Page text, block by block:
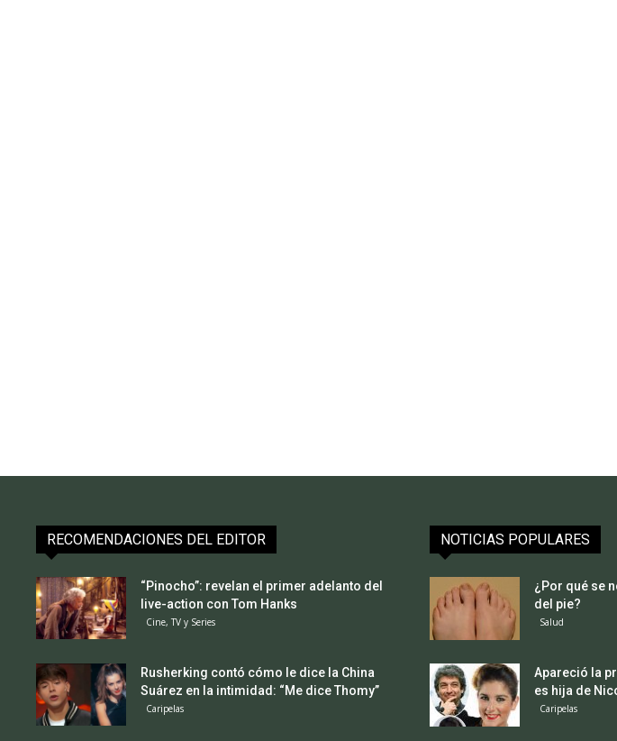
RECOMENDACIONES DEL EDITOR
“Pinocho”: revelan el primer adelanto del
live-action con Tom Hanks
Cine, TV y Series
Rusherking contó cómo le dice la China
Suárez en la intimidad: “Me dice Thomy”
Caripelas
NOTICIAS POPULARES
¿Por qué se
del pie?
Salud
Apareció la
es hija de
Caripelas